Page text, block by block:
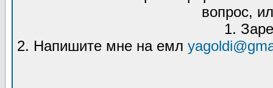
вопрос,
1.
2. Напишите мне на емл